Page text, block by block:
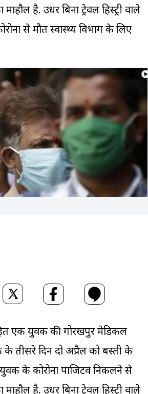
है. उधर बिना ट्रेवल हिस्ट्री वाले
से मौत स्वास्थ्य विभाग के लिए
एक युवक की गोरखपुर मेडिकल
तीसरे दिन दो अप्रैल को बस्ती के
के कोरोना पाजिटव निकलने से
है. उधर बिना ट्रेवल हिस्ट्री वाले